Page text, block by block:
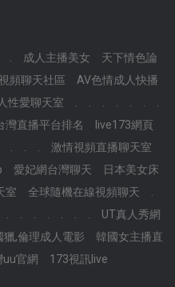
成人主播美女
天下情色論
頻聊天社區
AV色情成人快播
性愛聊天室
灣直播平台排名
live173網頁
激情視頻直播聊天室
愛妃網台灣聊天
日本美女床
室 全球隨機在線視頻聊天
UT真人秀網
,倫理成人電影
韓國女主播直
uu官網 173視訊live